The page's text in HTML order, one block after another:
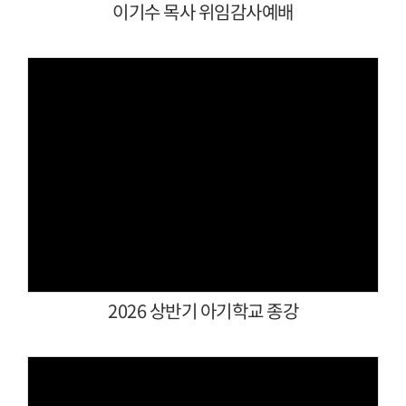
이기수 목사 위임감사예배
2026 상반기 아기학교 종강